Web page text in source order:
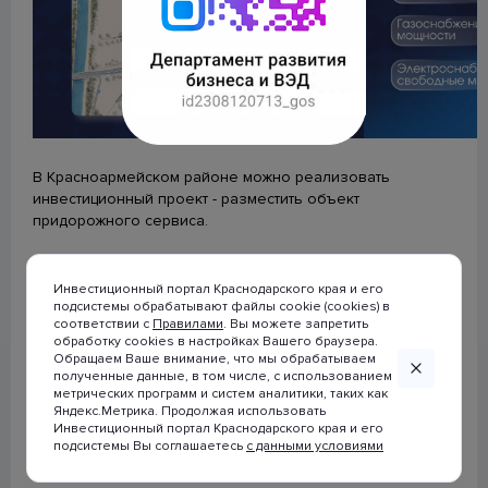
В Красноармейском районе можно реализовать
инвестиционный проект - разместить объект
придорожного сервиса.
расположению на трассе и возможности подключения
коммуникаций: электричества, газа и питьевой воды.
Сопровождение инвестиционного проекта на всех
этапах обеспечиваетАгентство по привлечению
инвестицийКраснодарского края.
строительства (ЕИСЖС)
Календарь предоставления статистической отчетности
Будь в курсе
© 2007-2026 Инвестиционный портал
Краснодарского края
При использовании материалов
ссылка на сайт
www.investkuban.ruобязательна
Инвестиционный портал Краснодарского края и его
подсистемы обрабатывают файлы cookie (cookies) в
соответствии с Правилами. Вы можете запретить
обработку cookies в настройках Вашего браузера.
Обращаем Ваше внимание, что мы обрабатываем
полученные данные, в том числе, с использованием
метрических программ и систем аналитики, таких как
Яндекс.Метрика. Продолжая использовать
Инвестиционный портал Краснодарского края и его
подсистемы Вы соглашаетесь с данными условиями